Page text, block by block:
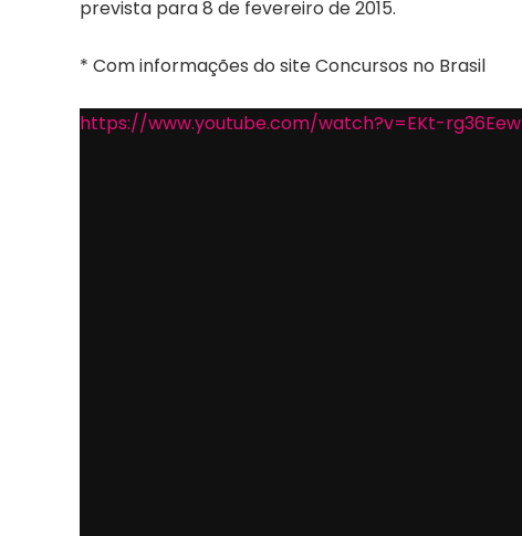
prevista para 8 de fevereiro de 2015.
* Com informações do site Concursos no Brasil
https://www.youtube.com/watch?v=EKt-rg36Eew